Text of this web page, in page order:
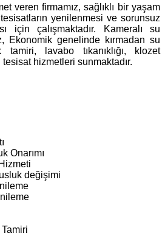
veren firmamız, sağlıklı bir yaşam
yenilenmesi ve sorunsuz
için çalışmaktadır. Kameralı su
Ekonomik genelinde kırmadan su
tamiri, lavabo tıkanıklığı, klozet
tesisat hizmetleri sunmaktadır.
Onarımı
değişimi